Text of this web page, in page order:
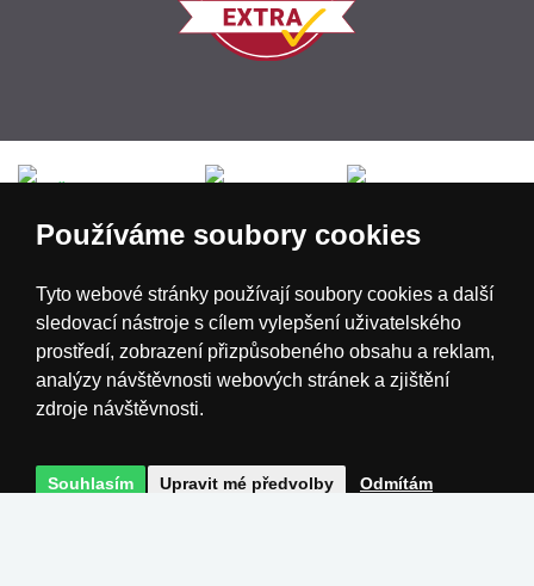
Používáme soubory cookies
Tyto webové stránky používají soubory cookies a další
sledovací nástroje s cílem vylepšení uživatelského
prostředí, zobrazení přizpůsobeného obsahu a reklam,
analýzy návštěvnosti webových stránek a zjištění
zdroje návštěvnosti.
Souhlasím Upravit mé předvolby Odmítám